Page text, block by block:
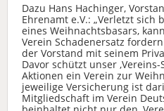
Dazu Hans Hachinger,
Ehrenamt e.V.: „Verletzt sich
eines Weihnachtsbasars,
Verein Schadenersatz
der Vorstand mit seinem
Davor schützt unser
Aktionen ein Verein zur
jeweilige Versicherung ist
Mitgliedschaft im Verein